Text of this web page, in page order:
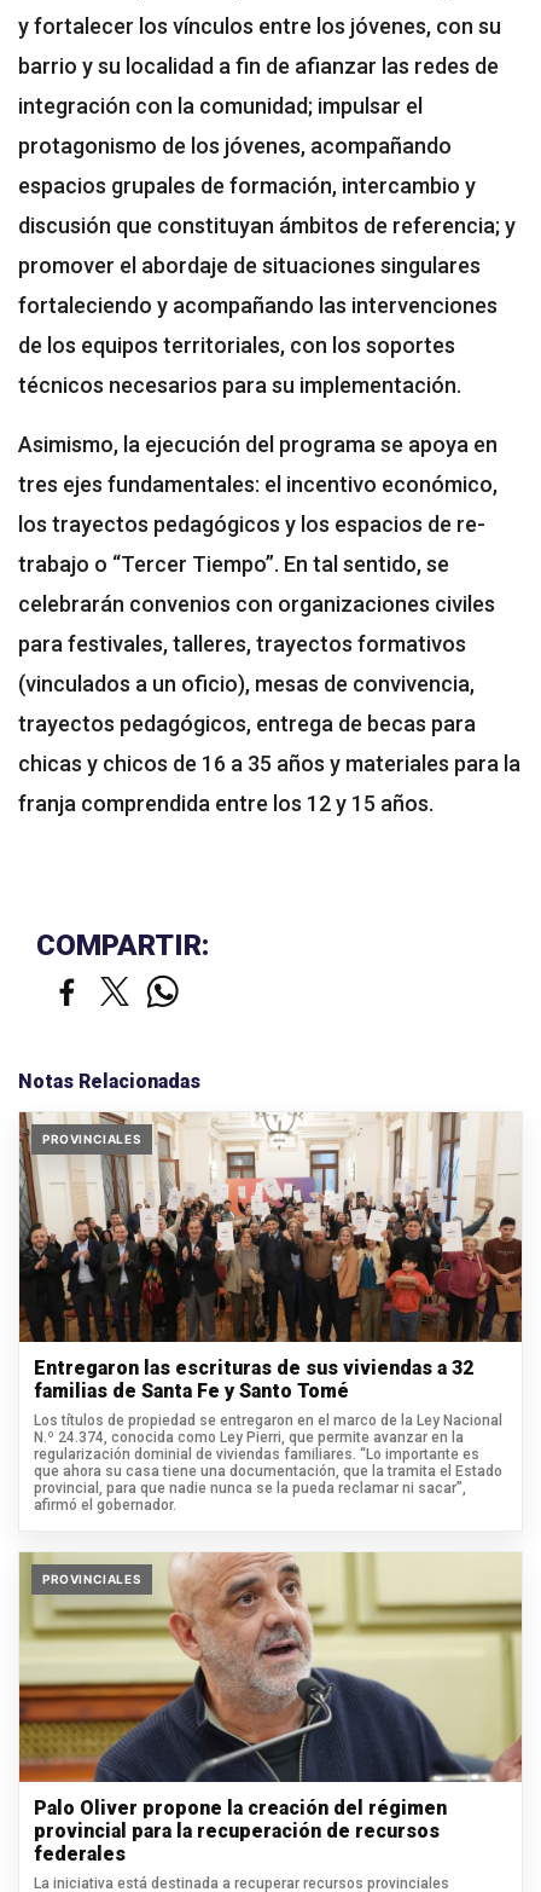
y fortalecer los vínculos entre los jóvenes, con su
barrio y su localidad a fin de afianzar las redes de
integración con la comunidad; impulsar el
protagonismo de los jóvenes, acompañando
espacios grupales de formación, intercambio y
discusión que constituyan ámbitos de referencia; y
promover el abordaje de situaciones singulares
fortaleciendo y acompañando las intervenciones
de los equipos territoriales, con los soportes
técnicos necesarios para su implementación.
Asimismo, la ejecución del programa se apoya en
tres ejes fundamentales: el incentivo económico,
los trayectos pedagógicos y los espacios de re-
trabajo o “Tercer Tiempo”. En tal sentido, se
celebrarán convenios con organizaciones civiles
para festivales, talleres, trayectos formativos
(vinculados a un oficio), mesas de convivencia,
trayectos pedagógicos, entrega de becas para
chicas y chicos de 16 a 35 años y materiales para la
franja comprendida entre los 12 y 15 años.
COMPARTIR:
Notas Relacionadas
PROVINCIALES
Entregaron las escrituras de sus viviendas a 32
familias de Santa Fe y Santo Tomé
Los títulos de propiedad se entregaron en el marco de la Ley Nacional
N.º 24.374, conocida como Ley Pierri, que permite avanzar en la
regularización dominial de viviendas familiares. “Lo importante es
que ahora su casa tiene una documentación, que la tramita el Estado
provincial, para que nadie nunca se la pueda reclamar ni sacar”,
afirmó el gobernador.
PROVINCIALES
Palo Oliver propone la creación del régimen
provincial para la recuperación de recursos
federales
La iniciativa está destinada a recuperar recursos provinciales